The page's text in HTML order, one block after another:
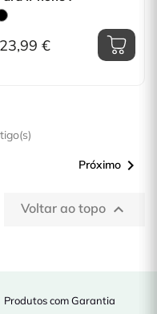
23,99 €
Próximo 
Voltar ao topo 
Produtos com Garantia